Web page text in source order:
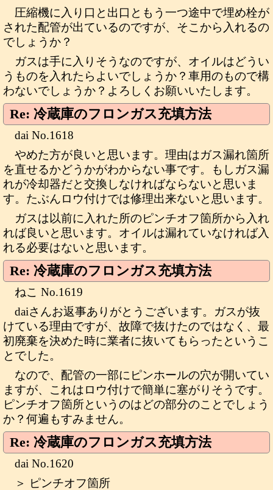
圧縮機に入り口と出口ともう一つ途中で埋め栓が
された配管が出ているのですが、そこから入れるの
でしょうか？
ガスは手に入りそうなのですが、オイルはどうい
うものを入れたらよいでしょうか？車用のもので構
わないでしょうか？よろしくお願いいたします。
Re: 冷蔵庫のフロンガス充填方法
dai No.1618
やめた方が良いと思います。理由はガス漏れ箇所
を直せるかどうかがわからない事です。もしガス漏
れが冷却器だと交換しなければならないと思いま
す。たぶんロウ付けでは修理出来ないと思います。
ガスは以前に入れた所のピンチオフ箇所から入れ
れば良いと思います。オイルは漏れていなければ入
れる必要はないと思います。
Re: 冷蔵庫のフロンガス充填方法
ねこ No.1619
daiさんお返事ありがとうございます。ガスが抜
けている理由ですが、故障で抜けたのではなく、最
初廃棄を決めた時に業者に抜いてもらったというこ
とでした。
なので、配管の一部にピンホールの穴が開いてい
ますが、これはロウ付けで簡単に塞がりそうです。
ピンチオフ箇所というのはどの部分のことでしょう
か？何遍もすみません。
Re: 冷蔵庫のフロンガス充填方法
dai No.1620
＞ ピンチオフ箇所